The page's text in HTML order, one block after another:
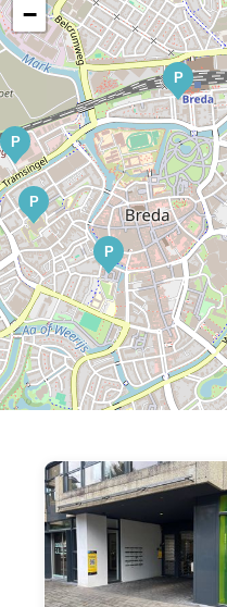
P
P
P
P
−